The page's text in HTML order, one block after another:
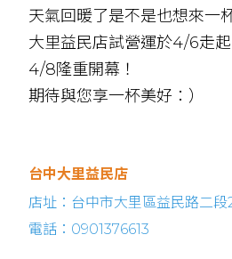
天氣回暖了是不是也想來一
大里益民店試營運於4/6走起
4/8隆重開幕！
期待與您享一杯美好：）
台中大里益民店
店址：台中市大里區益民路二段
電話：0901376613